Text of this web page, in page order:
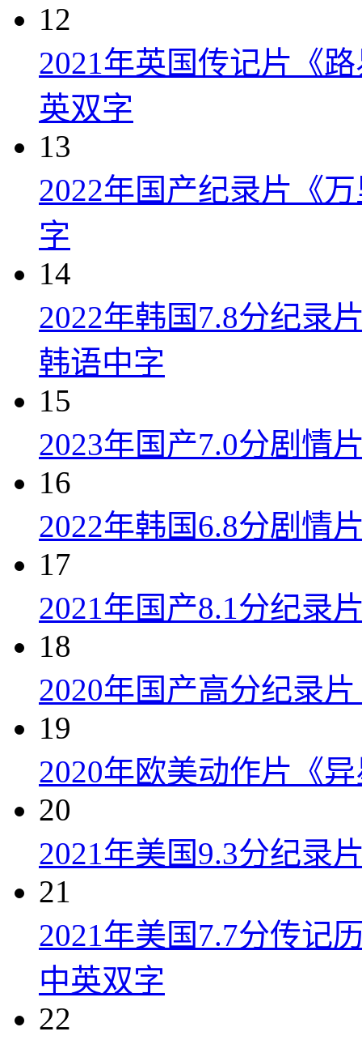
12
2021年英国传记片《
英双字
13
2022年国产纪录片《
字
14
2022年韩国7.8分纪录
韩语中字
15
2023年国产7.0分剧情
16
2022年韩国6.8分剧情
17
2021年国产8.1分纪录
18
2020年国产高分纪录
19
2020年欧美动作片《
20
2021年美国9.3分纪录
21
2021年美国7.7分传记
中英双字
22